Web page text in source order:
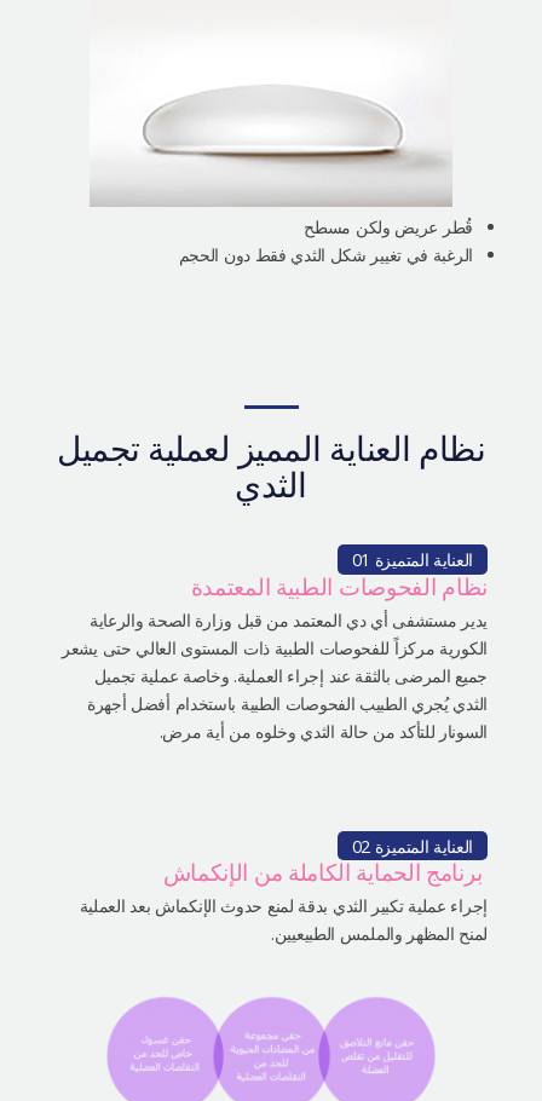
قُطر عريض ولكن مسطح
الرغبة في تغيير شكل الثدي فقط دون الحجم
نظام العناية المميز لعملية تجميل
الثدي
العناية المتميزة 01
نظام الفحوصات الطبية المعتمدة
يدير مستشفى أي دي المعتمد من قبل وزارة الصحة والرعاية
الكورية مركزاً للفحوصات الطبية ذات المستوى العالي حتى يشعر
جميع المرضى بالثقة عند إجراء العملية. وخاصة عملية تجميل
الثدي يُجري الطبيب الفحوصات الطبية باستخدام أفضل أجهرة
السونار للتأكد من حالة الثدي وخلوه من أية مرض.
العناية المتميزة 02
برنامج الحماية الكاملة من الإنكماش
إجراء عملية تكبير الثدي بدقة لمنع حدوث الإنكماش بعد العملية
لمنح المظهر والملمس الطبيعيين.